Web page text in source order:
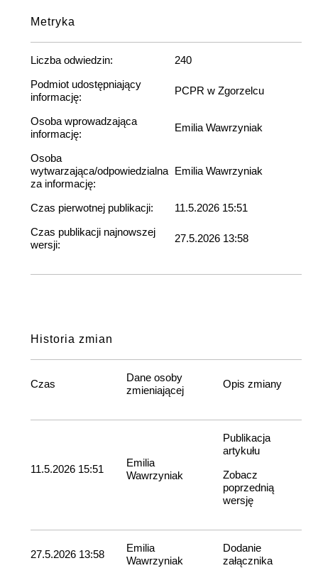
Metryka
Liczba odwiedzin:
240
Podmiot udostępniający
informację:
PCPR w Zgorzelcu
Osoba wprowadzająca
informację:
Emilia Wawrzyniak
Osoba
wytwarzająca/odpowiedzialna
za informację:
Emilia Wawrzyniak
Czas pierwotnej publikacji:
11.5.2026 15:51
Czas publikacji najnowszej
wersji:
27.5.2026 13:58
Historia zmian
Czas
Dane osoby
zmieniającej
Opis zmiany
11.5.2026 15:51
Emilia
Wawrzyniak
Publikacja
artykułu
Zobacz
poprzednią
wersję
27.5.2026 13:58
Emilia
Wawrzyniak
Dodanie
załącznika